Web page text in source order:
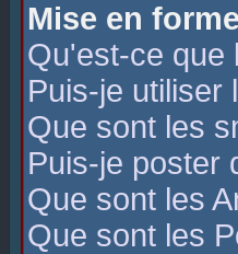
Mise en
Qu'est-ce que
Puis-je utiliser
Que sont les
Puis-je poster
Que sont les
Que sont les